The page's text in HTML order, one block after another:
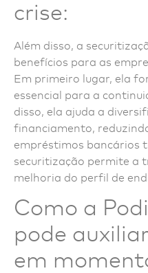
crise:
Além disso, a
benefícios para as
Em primeiro lugar, ela
essencial para a
disso, ela ajuda a
financiamento,
empréstimos bancários
securitização permite a
melhoria do perfil de
Como a
pode
em